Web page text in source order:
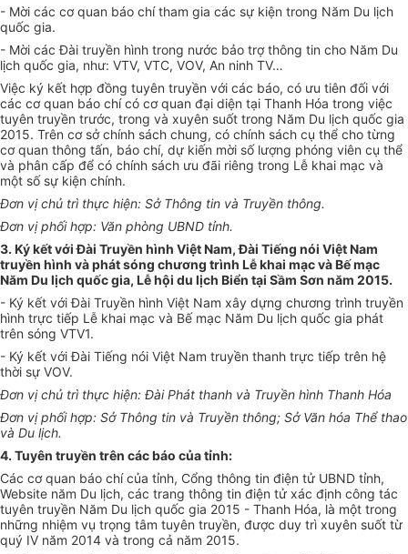
- Mời các cơ quan báo chí tham gia các sự kiện trong Năm Du lịch
quốc gia.
- Mời các Đài truyền hình trong nước bảo trợ thông tin cho Năm Du
lịch quốc gia, như: VTV, VTC, VOV, An ninh TV…
Việc ký kết hợp đồng tuyên truyền với các báo, có ưu tiên đối với
các cơ quan báo chí có cơ quan đại diện tại Thanh Hóa trong việc
tuyên truyền trước, trong và xuyên suốt trong Năm Du lịch quốc gia
2015. Trên cơ sở chính sách chung, có chính sách cụ thể cho từng
cơ quan thông tấn, báo chí, dự kiến mời số lượng phóng viên cụ thể
và phân cấp để có chính sách ưu đãi riêng trong Lễ khai mạc và
một số sự kiện chính.
Đơn vị chủ trì thực hiện: Sở Thông tin và Truyền thông.
Đơn vị phối hợp: Văn phòng UBND tỉnh.
3. Ký kết với Đài Truyền hình Việt Nam, Đài Tiếng nói Việt Nam
truyền hình và phát sóng chương trình Lễ khai mạc và Bế mạc
Năm Du lịch quốc gia, Lễ hội du lịch Biển tại Sầm Sơn năm 2015.
- Ký kết với Đài Truyền hình Việt Nam xây dựng chương trình truyền
hình trực tiếp Lễ khai mạc và Bế mạc Năm Du lịch quốc gia phát
trên sóng VTV1.
- Ký kết với Đài Tiếng nói Việt Nam truyền thanh trực tiếp trên hệ
thời sự VOV.
Đơn vị chủ trì thực hiện: Đài Phát thanh và Truyền hình Thanh Hóa
Đơn vị phối hợp: Sở Thông tin và Truyền thông; Sở Văn hóa Thể thao
và Du lịch.
4. Tuyên truyền trên các báo của tỉnh:
Các cơ quan báo chí của tỉnh, Cổng thông tin điện tử UBND tỉnh,
Website năm Du lịch, các trang thông tin điện tử xác định công tác
tuyên truyền Năm Du lịch quốc gia 2015 - Thanh Hóa, là một trong
những nhiệm vụ trọng tâm tuyên truyền, được duy trì xuyên suốt từ
quý IV năm 2014 và trong cả năm 2015.